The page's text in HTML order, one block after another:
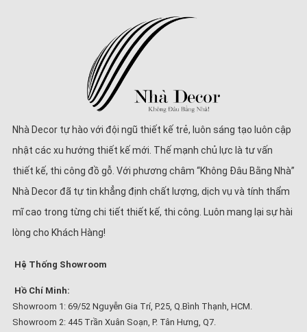
Nhà Decor tự hào với đội ngũ thiết kế trẻ, luôn sáng tạo luôn cập
nhật các xu hướng thiết kế mới. Thế mạnh chủ lực là tư vấn
thiết kế, thi công đồ gỗ. Với phương châm “Không Đâu Bằng Nhà”
Nhà Decor đã tự tin khẳng định chất lượng, dịch vụ và tính thẩm
mĩ cao trong từng chi tiết thiết kế, thi công. Luôn mang lại sự hài
lòng cho Khách Hàng!
Hệ Thống Showroom
Hồ Chí Minh:
Showroom 1: 69/52 Nguyễn Gia Trí, P.25, Q.Bình Thạnh, HCM.
Showroom 2: 445 Trần Xuân Soạn, P. Tân Hưng, Q7.